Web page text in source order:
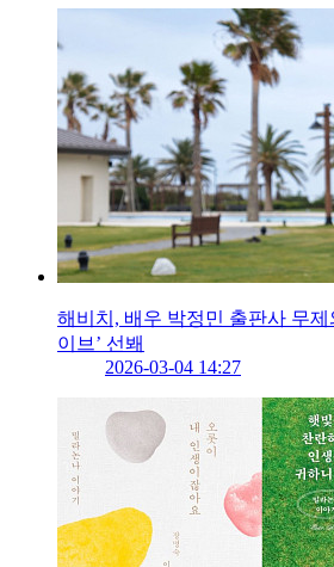
해비치, 배우 박정민 출판사 무
이브’ 선봬
2026-03-04 14:27